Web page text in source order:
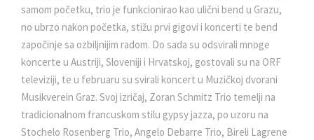
samom početku, trio je funkcionirao kao ulični bend u Grazu,
no ubrzo nakon početka, stižu prvi gigovi i koncerti te bend
započinje sa ozbiljnijim radom. Do sada su odsvirali mnoge
koncerte u Austriji, Sloveniji i Hrvatskoj, gostovali su na ORF
televiziji, te u februaru su svirali koncert u Muzičkoj dvorani
Musikverein Graz. Svoj izričaj, Zoran Schmitz Trio temelji na
tradicionalnom francuskom stilu gypsy jazza, po uzoru na
Stochelo Rosenberg Trio, Angelo Debarre Trio, Bireli Lagrene